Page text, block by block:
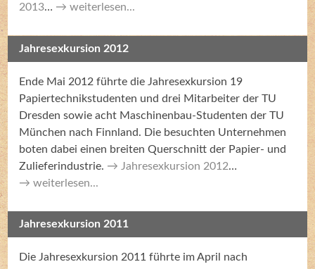
2013… weiterlesen...
Jahresexkursion 2012
Ende Mai 2012 führte die Jahresexkursion 19
Papiertechnikstudenten und drei Mitarbeiter der TU
Dresden sowie acht Maschinenbau-Studenten der TU
München nach Finnland. Die besuchten Unternehmen
boten dabei einen breiten Querschnitt der Papier- und
Zulieferindustrie.
Jahresexkursion 2012…
weiterlesen...
Jahresexkursion 2011
Die Jahresexkursion 2011 führte im April nach